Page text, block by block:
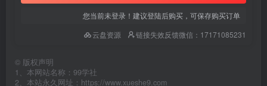
您当前未登录！建议登陆后购买，可保存购买订单
云盘资源
链接失效反馈微信：17171085231
© 版权声明
1、本网站名称：99学社
2、本站永久网址：https://www.xueshe9.com